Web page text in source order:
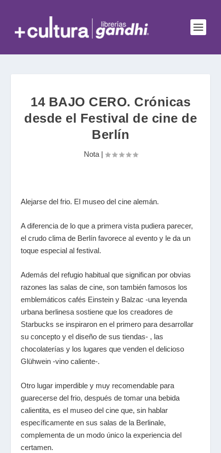
14 BAJO CERO. Crónicas
desde el Festival de cine de
Berlín
Nota|
Alejarse del frio. El museo del cine alemán.
A diferencia de lo que a primera vista pudiera parecer,
el crudo clima de Berlín favorece al evento y le da un
toque especial al festival.
Además del refugio habitual que significan por obvias
razones las salas de cine, son también famosos los
emblemáticos cafés Einstein y Balzac -una leyenda
urbana berlinesa sostiene que los creadores de
Starbucks se inspiraron en el primero para desarrollar
su concepto y el diseño de sus tiendas- , las
chocolaterías y los lugares que venden el delicioso
Glühwein -vino caliente-.
Otro lugar imperdible y muy recomendable para
guarecerse del frio, después de tomar una bebida
calientita, es el museo del cine que, sin hablar
específicamente en sus salas de la Berlinale,
complementa de un modo único la experiencia del
certamen.